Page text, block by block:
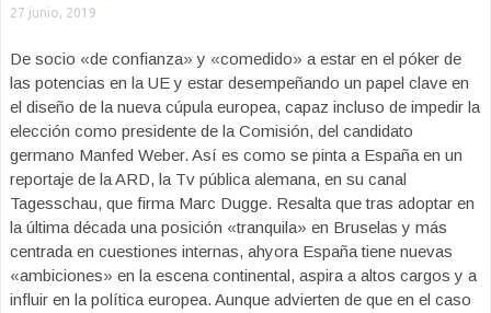
27 junio, 2019
De socio «de confianza» y «comedido» a estar en el póker de
las potencias en la UE y estar desempeñando un papel clave en
el diseño de la nueva cúpula europea, capaz incluso de impedir la
elección como presidente de la Comisión, del candidato
germano Manfed Weber. Así es como se pinta a España en un
reportaje de la ARD, la Tv pública alemana, en su canal
Tagesschau, que firma Marc Dugge. Resalta que tras adoptar en
la última década una posición «tranquila» en Bruselas y más
centrada en cuestiones internas, ahyora España tiene nuevas
«ambiciones» en la escena continental, aspira a altos cargos y a
influir en la política europea. Aunque advierten de que en el caso